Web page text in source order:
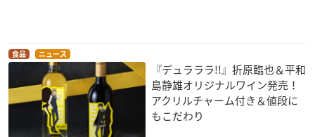
食品 ニュース
『デュラララ!!』折原臨也＆平和
島静雄オリジナルワイン発売！
アクリルチャーム付き＆値段に
もこだわり